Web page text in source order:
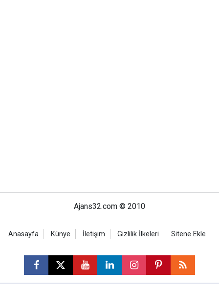
Ajans32.com © 2010
Anasayfa Künye İletişim Gizlilik İlkeleri Sitene Ekle